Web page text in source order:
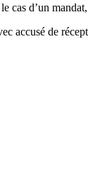
cas d’un
accusé de